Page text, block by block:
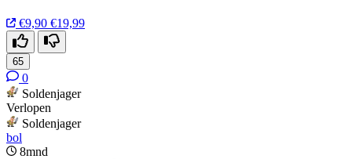
€9,90 €19,99
65
0
Soldenjager
Verlopen
Soldenjager
bol
8mnd